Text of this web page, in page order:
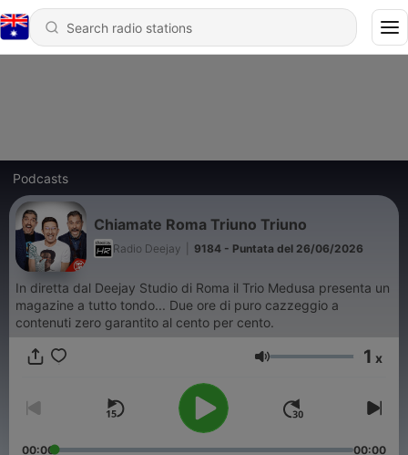
Podcasts
Chiamate Roma Triuno Triuno
Radio Deejay 9184 - Puntata del 26/06/2026
In diretta dal Deejay Studio di Roma il Trio Medusa presenta un
magazine a tutto tondo... Due ore di puro cazzeggio a
contenuti zero garantito al cento per cento.
Volume 1 x
00:00 00:00